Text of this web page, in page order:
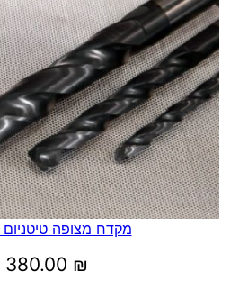
מקדח מצופה טיטניום TiAIN
380.00 ₪